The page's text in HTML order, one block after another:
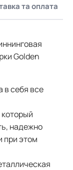
та оплата
Golden
в себя все
который
надежно
при этом